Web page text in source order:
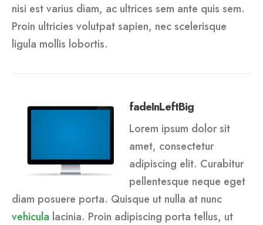
nisi est varius diam, ac ultrices sem ante quis sem.
Proin ultricies volutpat sapien, nec scelerisque
ligula mollis lobortis.
fadeInLeftBig
Lorem ipsum dolor sit
amet, consectetur
adipiscing elit. Curabitur
pellentesque neque eget
diam posuere porta. Quisque ut nulla at nunc
vehicula lacinia. Proin adipiscing porta tellus, ut